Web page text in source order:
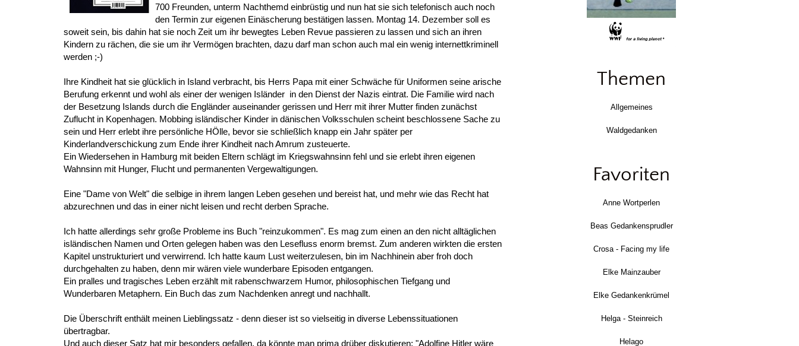
700 Freunden, unterm Nachthemd einbrüstig und nun hat sie sich telefonisch auch noch
den Termin zur eigenen Einäscherung bestätigen lassen. Montag 14. Dezember soll es
soweit sein, bis dahin hat sie noch Zeit um ihr bewegtes Leben Revue passieren zu lassen und sich an ihren
Kindern zu rächen, die sie um ihr Vermögen brachten, dazu darf man schon auch mal ein wenig internettkriminell
werden ;-)
Ihre Kindheit hat sie glücklich in Island verbracht, bis Herrs Papa mit einer Schwäche für Uniformen seine arische
Berufung erkennt und wohl als einer der wenigen Isländer in den Dienst der Nazis eintrat. Die Familie wird nach
der Besetzung Islands durch die Engländer auseinander gerissen und Herr mit ihrer Mutter finden zunächst
Zuflucht in Kopenhagen. Mobbing isländischer Kinder in dänischen Volksschulen scheint beschlossene Sache zu
sein und Herr erlebt ihre persönliche HÖlle, bevor sie schließlich knapp ein Jahr später per
Kinderlandverschickung zum Ende ihrer Kindheit nach Amrum zusteuerte.
Ein Wiedersehen in Hamburg mit beiden Eltern schlägt im Kriegswahnsinn fehl und sie erlebt ihren eigenen
Wahnsinn mit Hunger, Flucht und permanenten Vergewaltigungen.
Eine "Dame von Welt" die selbige in ihrem langen Leben gesehen und bereist hat, und mehr wie das Recht hat
abzurechnen und das in einer nicht leisen und recht derben Sprache.
Ich hatte allerdings sehr große Probleme ins Buch "reinzukommen". Es mag zum einen an den nicht alltäglichen
isländischen Namen und Orten gelegen haben was den Lesefluss enorm bremst. Zum anderen wirkten die ersten
Kapitel unstrukturiert und verwirrend. Ich hatte kaum Lust weiterzulesen, bin im Nachhinein aber froh doch
durchgehalten zu haben, denn mir wären viele wunderbare Episoden entgangen.
Ein pralles und tragisches Leben erzählt mit rabenschwarzem Humor, philosophischen Tiefgang und
Wunderbaren Metaphern. Ein Buch das zum Nachdenken anregt und nachhallt.
Die Überschrift enthält meinen Lieblingssatz - denn dieser ist so vielseitig in diverse Lebenssituationen
übertragbar.
Und auch dieser Satz hat mir besonders gefallen, da könnte man prima drüber diskutieren: "Adolfine Hitler wäre
Themen
Allgemeines
Waldgedanken
Favoriten
Anne Wortperlen
Beas Gedankensprudler
Crosa - Facing my life
Elke Mainzauber
Elke Gedankenkrümel
Helga - Steinreich
Helago